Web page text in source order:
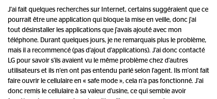
J'ai fait quelques recherches sur Internet, certains suggéraient que ce
pourrait être une application qui bloque la mise en veille, donc j'ai
tout désinstaller les applications que j'avais ajouté avec mon
téléphone. Durant quelques jours, je ne remarquais plus le problème,
mais il a recommencé (pas d'ajout d'applications). J'ai donc contacté
LG pour savoir s'ils avaient vu le même problème chez d'autres
utilisateurs et ils n'en ont pas entendu parlé selon l'agent. Ils m'ont fait
faire ouvrir le cellulaire en « safe mode », cela n'a pas fonctionné. J'ai
donc remis le cellulaire à sa valeur d'usine, ce qui semble avoir